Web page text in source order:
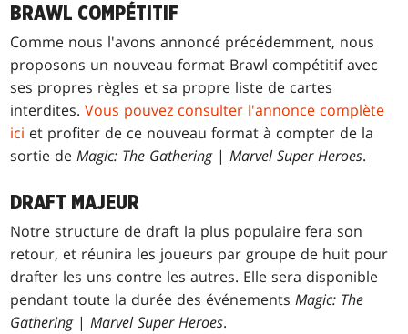
BRAWL COMPÉTITIF
Comme nous l'avons annoncé précédemment, nous
proposons un nouveau format Brawl compétitif avec
ses propres règles et sa propre liste de cartes
interdites.Vous pouvez consulter l'annonce complète
ici et profiter de ce nouveau format à compter de la
sortie deMagic: The Gathering|Marvel Super Heroes.
DRAFT MAJEUR
Notre structure de draft la plus populaire fera son
retour, et réunira les joueurs par groupe de huit pour
drafter les uns contre les autres. Elle sera disponible
pendant toute la durée des événementsMagic: The
Gathering|Marvel Super Heroes.